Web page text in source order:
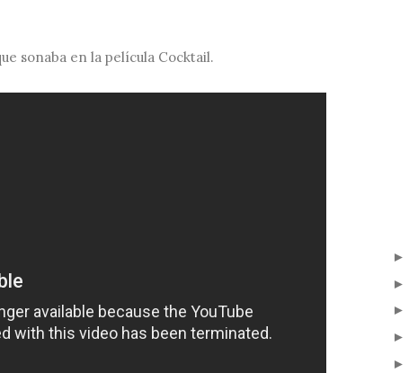
sonaba en la película Cocktail.
►
►
►
►
►